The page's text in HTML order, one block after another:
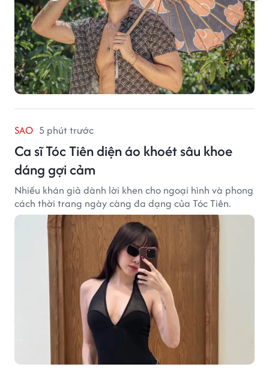
SAO 5 phút trước
Ca sĩ Tóc Tiên diện áo khoét sâu khoe
dáng gợi cảm
Nhiều khán giả dành lời khen cho ngoại hình và phong
cách thời trang ngày càng đa dạng của Tóc Tiên.